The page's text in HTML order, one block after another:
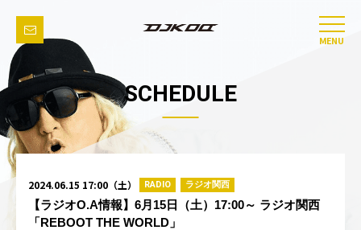
MENU
SCHEDULE
2024.06.15 17:00（土） RADIO
ラジオ関西
【ラジオO.A情報】6月15日（土）17:00～ ラジオ関西
「REBOOT THE WORLD」